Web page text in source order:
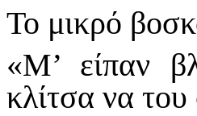
Το μικρό
«Μ’ είπαν
κλίτσα να